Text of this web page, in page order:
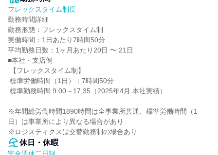
フレックスタイム制度
勤務時間詳細
勤務形態：フレックスタイム制
実働時間：1日あたり7時間50分
平均勤務日数：1ヶ月あたり20日 〜 21日
■本社・支店例
※年間総労働時間1890時間は全事業所共通、標準労働時間（1
日）は事業所により異なる場合があり
※ロジスティクスは交替勤務制の場合あり
休日・休暇